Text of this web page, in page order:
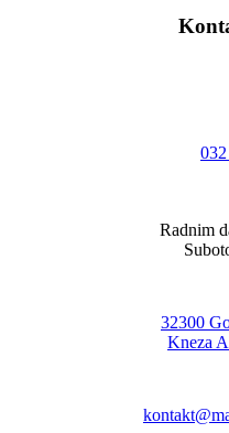
Radnim
32300
Kneza